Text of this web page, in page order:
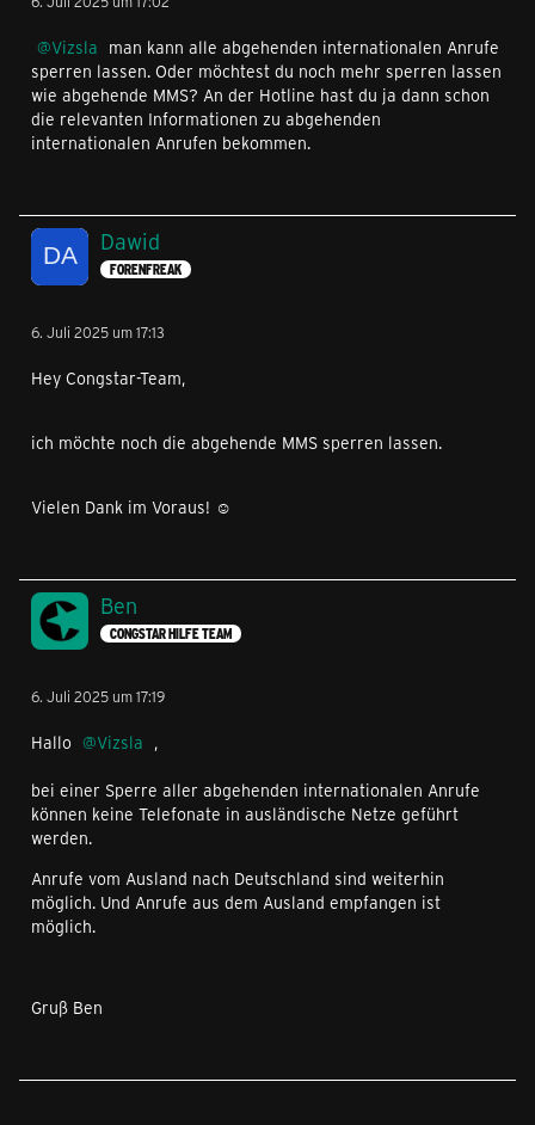
Vizsla man kann alle abgehenden internationalen Anrufe
sperren lassen. Oder möchtest du noch mehr sperren lassen
wie abgehende MMS? An der Hotline hast du ja dann schon
die relevanten Informationen zu abgehenden
internationalen Anrufen bekommen.
Dawid
FORENFREAK
6. Juli 2025 um 17:13
Hey Congstar-Team,
ich möchte noch die abgehende MMS sperren lassen.
Vielen Dank im Voraus! ☺️
Ben
CONGSTAR HILFE TEAM
6. Juli 2025 um 17:19
Hallo Vizsla ,
bei einer Sperre aller abgehenden internationalen Anrufe
können keine Telefonate in ausländische Netze geführt
werden.
Anrufe vom Ausland nach Deutschland sind weiterhin
möglich. Und Anrufe aus dem Ausland empfangen ist
möglich.
Gruß Ben